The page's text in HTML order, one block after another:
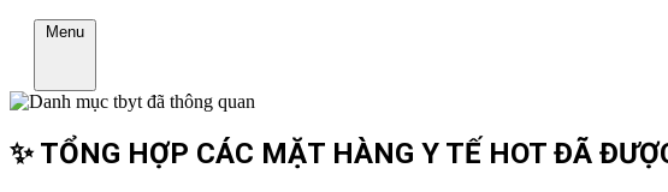
Menu
✨ TỔNG HỢP CÁC MẶT HÀNG Y TẾ HOT ĐÃ